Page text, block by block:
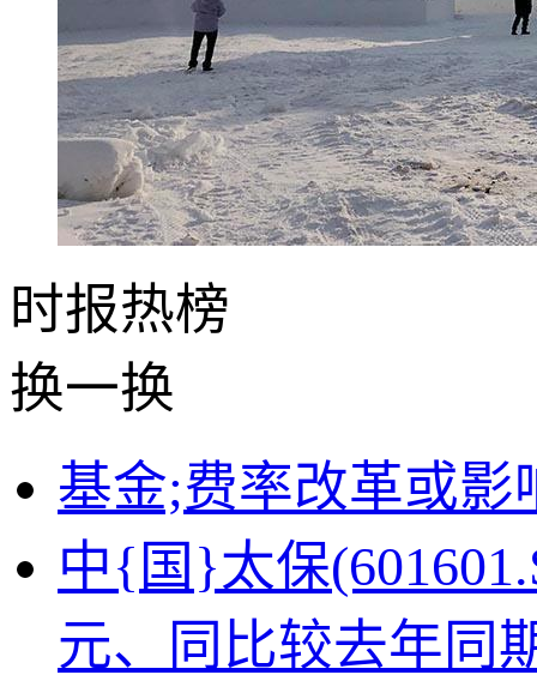
时报热榜
换一换
基金;费率改革或影
中{国}太保
元、同比较去年同